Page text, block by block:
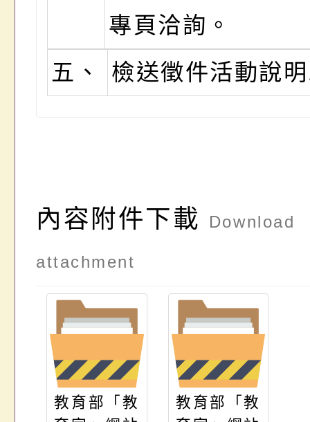
專頁洽詢。
五、
檢送徵件活動說
內容附件下載 Download
attachment
教育部「教
教育部「教